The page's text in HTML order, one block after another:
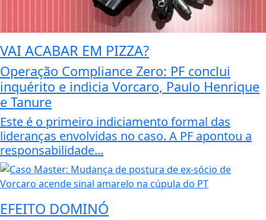
VAI ACABAR EM PIZZA?
Operação Compliance Zero: PF conclui
inquérito e indicia Vorcaro, Paulo Henrique
e Tanure
Este é o primeiro indiciamento formal das
lideranças envolvidas no caso. A PF apontou a
responsabilidade...
EFEITO DOMINÓ